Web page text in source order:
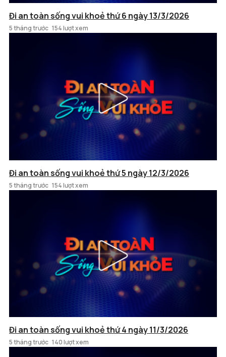
Đi an toàn sống vui khoẻ thứ 6 ngày 13/3/2026
5 tháng trước 154 lượt xem
Đi an toàn sống vui khoẻ thứ 5 ngày 12/3/2026
5 tháng trước 154 lượt xem
Đi an toàn sống vui khoẻ thứ 4 ngày 11/3/2026
5 tháng trước 140 lượt xem